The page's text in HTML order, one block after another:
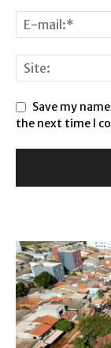
Save my
the next time I